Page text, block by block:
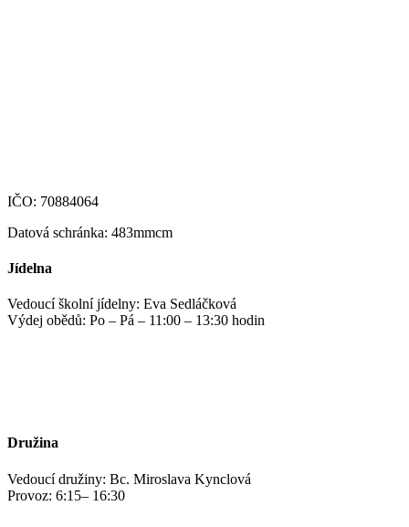
IČO: 70884064
Datová schránka: 483mmcm
Jídelna
Vedoucí školní jídelny: Eva Sedláčková
Výdej obědů: Po – Pá – 11:00 – 13:30 hodin
Družina
Vedoucí družiny: Bc. Miroslava Kynclová
Provoz: 6:15– 16:30